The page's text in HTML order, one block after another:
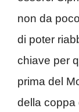
non da
di poter
chiave per
prima del
della coppa